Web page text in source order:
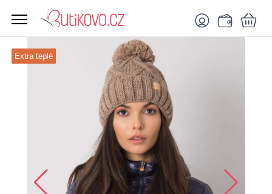
Extra teplé